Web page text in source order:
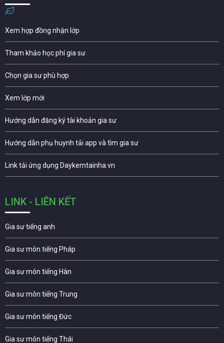
Xem hợp đồng nhận lớp
Tham khảo học phí gia sư
Chọn gia sư phù hợp
Xem lớp mới
Hướng dẫn đăng ký tài khoản gia sư
Hướng dẫn phụ huynh tải app và tìm gia sư
Link tải ứng dụng Daykemtainha.vn
LINK - LIÊN KẾT
Gia sư tiếng anh
Gia sư môn tiếng Pháp
Gia sư môn tiếng Hàn
Gia sư môn tiếng Trung
Gia sư môn tiếng Đức
Gia sư môn tiếng Thái